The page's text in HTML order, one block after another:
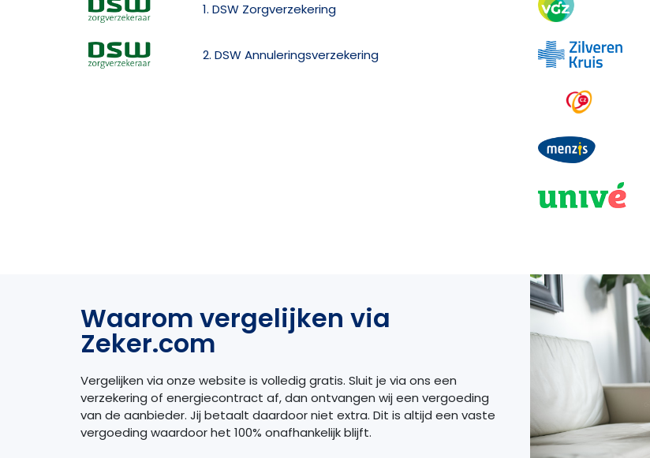
1. DSW Zorgverzekering
2. DSW Annuleringsverzekering
Waarom vergelijken via
Zeker.com
Vergelijken via onze website is volledig gratis. Sluit je via ons een
verzekering of energiecontract af, dan ontvangen wij een vergoeding
van de aanbieder. Jij betaalt daardoor niet extra. Dit is altijd een vaste
vergoeding waardoor het 100% onafhankelijk blijft.